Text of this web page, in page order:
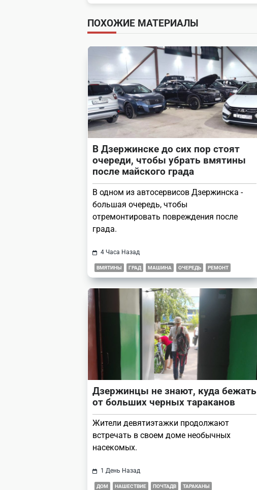
screen-
reader-
text">Page</span>
ПОХОЖИЕ МАТЕРИАЛЫ
В Дзержинске до сих пор стоят
очереди, чтобы убрать вмятины
после майского града
В одном из автосервисов Дзержинска -
большая очередь, чтобы
отремонтировать повреждения после
града.
4 Часа Назад
ВМЯТИНЫ ГРАД МАШИНА ОЧЕРЕДЬ РЕМОНТ
Дзержинцы не знают, куда бежать
от больших черных тараканов
Жители девятиэтажки продолжают
встречать в своем доме необычных
насекомых.
1 День Назад
ДОМ НАШЕСТВИЕ ПОЧТАДВ ТАРАКАНЫ